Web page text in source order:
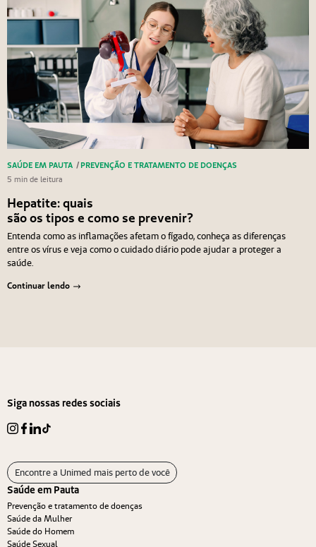
SAÚDE EM PAUTA / PREVENÇÃO E TRATAMENTO DE DOENÇAS
5 min de leitura
Hepatite: quais
são os tipos e como se prevenir?
Entenda como as inflamações afetam o fígado, conheça as diferenças
entre os vírus e veja como o cuidado diário pode ajudar a proteger a
saúde.
Continuar lendo
Siga nossas redes sociais
Encontre a Unimed mais perto de você
Saúde em Pauta
Prevenção e tratamento de doenças
Saúde da Mulher
Saúde do Homem
Saúde Sexual